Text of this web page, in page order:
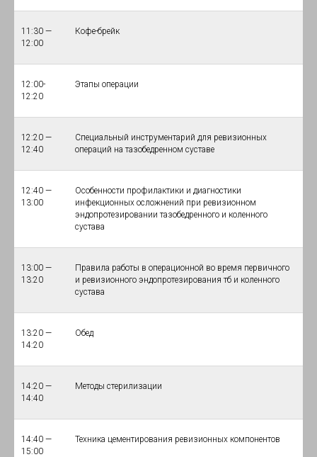
11:30 —
12:00
Кофе-брейк
12:00-
12:20
Этапы операции
12:20 —
12:40
Специальный инструментарий для ревизионных
операций на тазобедренном суставе
12:40 —
13:00
Особенности профилактики и диагностики
инфекционных осложнений при ревизионном
эндопротезировании тазобедренного и коленного
сустава
13:00 —
13:20
Правила работы в операционной во время первичного
и ревизионного эндопротезирования тб и коленного
сустава
13:20 —
14:20
Обед
14:20 —
14:40
Методы стерилизации
14:40 —
15:00
Техника цементирования ревизионных компонентов